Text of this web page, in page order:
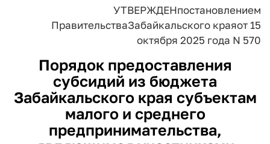
УТВЕРЖДЕНпостановлением
ПравительстваЗабайкальского краяот 15
октября 2025 года N 570
Порядок предоставления
субсидий из бюджета
Забайкальского края субъектам
малого и среднего
предпринимательства,